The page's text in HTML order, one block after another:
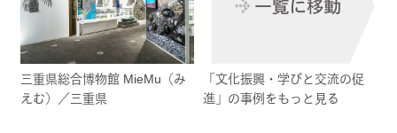
三重県総合博物館 MieMu（み
えむ）／三重県
「文化振興・学びと交流の促
進」の事例をもっと見る